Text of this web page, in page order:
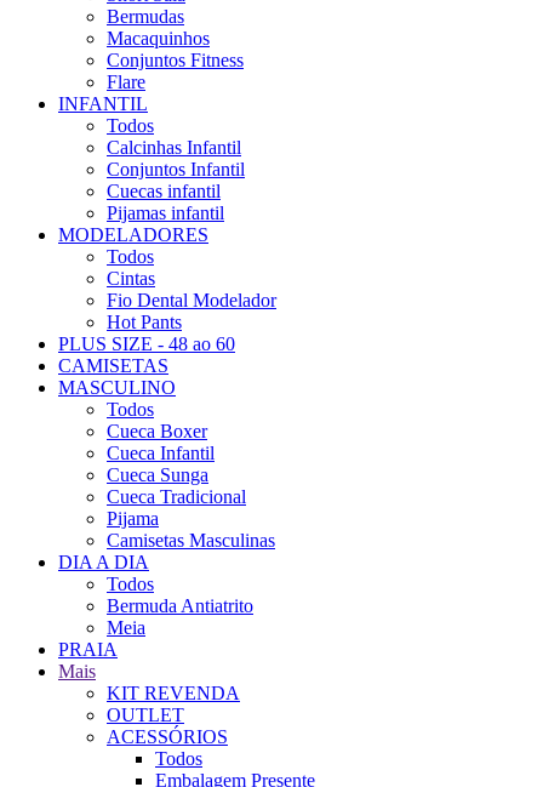
Bermudas
Macaquinhos
Conjuntos Fitness
Flare
INFANTIL
Todos
Calcinhas Infantil
Conjuntos Infantil
Cuecas infantil
Pijamas infantil
MODELADORES
Todos
Cintas
Fio Dental Modelador
Hot Pants
PLUS SIZE - 48 ao 60
CAMISETAS
MASCULINO
Todos
Cueca Boxer
Cueca Infantil
Cueca Sunga
Cueca Tradicional
Pijama
Camisetas Masculinas
DIA A DIA
Todos
Bermuda Antiatrito
Meia
PRAIA
Mais
KIT REVENDA
OUTLET
ACESSÓRIOS
Todos
Embalagem Presente